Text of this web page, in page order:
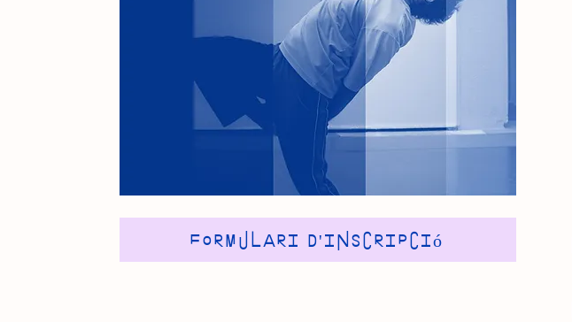
Formulari d'inscripció